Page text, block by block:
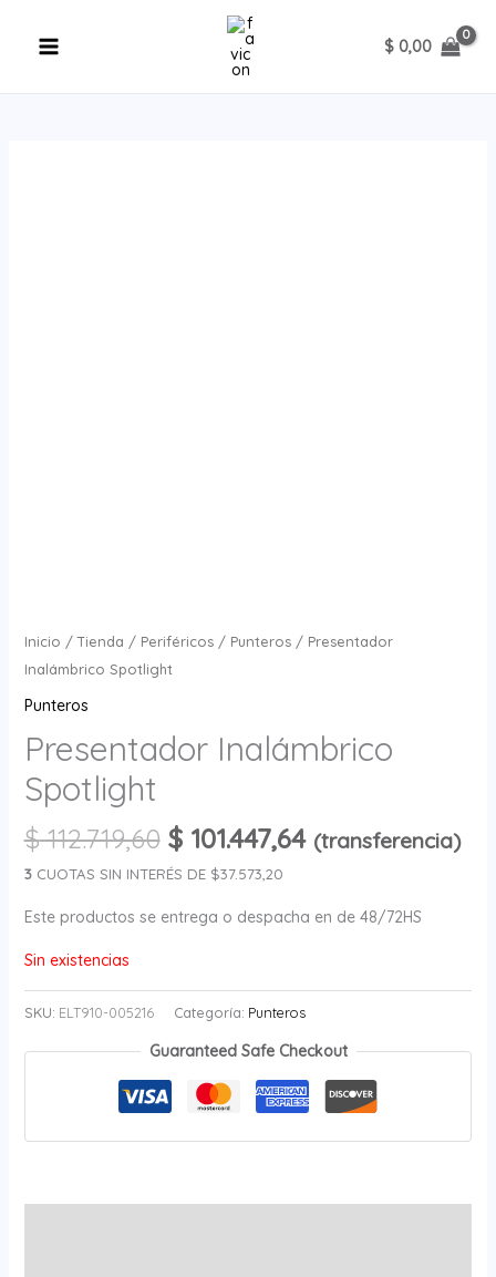
$ 0,00
Inicio /Tienda / Periféricos/ Punteros/ Presentador
Inalámbrico Spotlight
Punteros
Presentador Inalámbrico
Spotlight
$112.719,60 $101.447,64 (transferencia)
3CUOTAS SIN INTERÉS DE $37.573,20
Este productos se entrega o despacha en de 48/72HS
Sin existencias
SKU: ELT910-005216 Categoría: Punteros
Guaranteed Safe Checkout